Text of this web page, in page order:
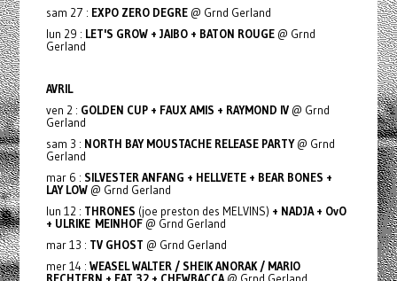
sam 27 : EXPO ZERO DEGRE@ Grnd Gerland
lun 29 : LET'S GROW + JAIBO + BATON ROUGE@ Grnd
Gerland
AVRIL
ven 2 : GOLDEN CUP + FAUX AMIS + RAYMOND IV@ Grnd
Gerland
sam 3 : NORTH BAY MOUSTACHE RELEASE PARTY@ Grnd
Gerland
mar 6 : SILVESTER ANFANG + HELLVETE + BEAR BONES +
LAY LOW@ Grnd Gerland
lun 12 : THRONES (joe preston des MELVINS) + NADJA + OvO
+ ULRIKE MEINHOF@ Grnd Gerland
mar 13 : TV GHOST @ Grnd Gerland
mer 14 : WEASEL WALTER / SHEIK ANORAK / MARIO